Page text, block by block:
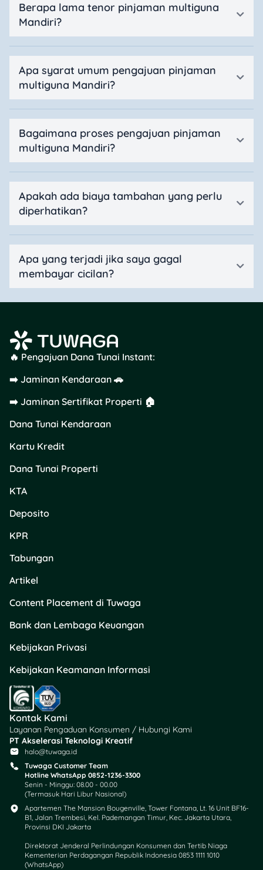
Berapa lama tenor pinjaman multiguna
Mandiri?
Apa syarat umum pengajuan pinjaman
multiguna Mandiri?
Bagaimana proses pengajuan pinjaman
multiguna Mandiri?
Apakah ada biaya tambahan yang perlu
diperhatikan?
Apa yang terjadi jika saya gagal
membayar cicilan?
🔥 Pengajuan Dana Tunai Instant:
➡️ Jaminan Kendaraan 🚗
➡️ Jaminan Sertifikat Properti 🏠
Dana Tunai Kendaraan
Kartu Kredit
Dana Tunai Properti
KTA
Deposito
KPR
Tabungan
Artikel
Content Placement di Tuwaga
Bank dan Lembaga Keuangan
Kebijakan Privasi
Kebijakan Keamanan Informasi
Kontak Kami
Layanan Pengaduan Konsumen / Hubungi Kami
PT Akselerasi Teknologi Kreatif
halo@tuwaga.id
Tuwaga Customer Team
Hotline WhatsApp 0852-1236-3300
Senin - Minggu: 08.00 - 00.00
(Termasuk Hari Libur Nasional)
Apartemen The Mansion Bougenville, Tower Fontana, Lt. 16 Unit BF16-
B1, Jalan Trembesi, Kel. Pademangan Timur, Kec. Jakarta Utara,
Provinsi DKI Jakarta
Direktorat Jenderal Perlindungan Konsumen dan Tertib Niaga
Kementerian Perdagangan Republik Indonesia 0853 1111 1010
(WhatsApp)​